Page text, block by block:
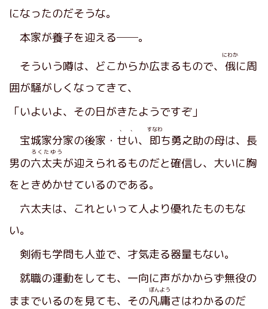
になったのだそうな。
本家が養子を迎える──。
そういう噂は、どこからか広まるもので、 俄
にわか
に周
囲が騒がしくなってきて、
「いよいよ、その日がきたようですぞ」
宝城家分家の後家・ せい
、、
、 即
すなわ
ち勇之助の母は、長
男の六太夫
ろくたゆう
が迎えられるものだと確信し、大いに胸
をときめかせているのである。
六太夫は、これといって人より優れたものもな
い。
剣術も学問も人並で、才気走る器量もない。
就職の運動をしても、一向に声がかからず無役の
ままでいるのを見ても、その凡庸
ぼんよう
さはわかるのだ